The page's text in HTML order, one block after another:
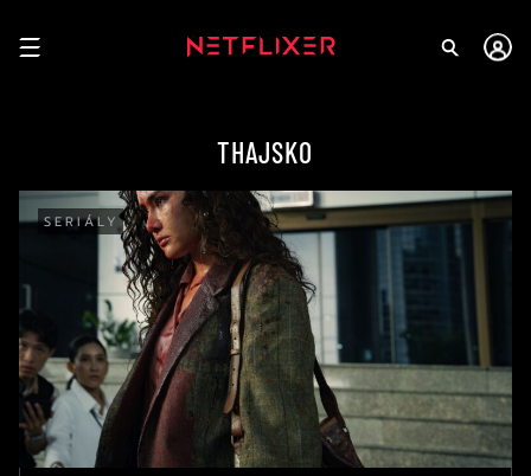
THAJSKO
SERIÁLY